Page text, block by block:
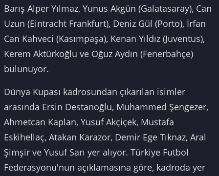
Barış Alper Yılmaz, Yunus Akgün (Galatasaray), Can
Uzun (Eintracht Frankfurt), Deniz Gül (Porto), İrfan
Can Kahveci (Kasımpaşa), Kenan Yıldız (Juventus),
Kerem Aktürkoğlu ve Oğuz Aydın (Fenerbahçe)
bulunuyor.
Dünya Kupası kadrosundan çıkarılan isimler
arasında Ersin Destanoğlu, Muhammed Şengezer,
Ahmetcan Kaplan, Yusuf Akçiçek, Mustafa
Eskihellaç, Atakan Karazor, Demir Ege Tıknaz, Aral
Şimşir ve Yusuf Sarı yer alıyor. Türkiye Futbol
Federasyonu'nun açıklamasına göre, kadroda yer